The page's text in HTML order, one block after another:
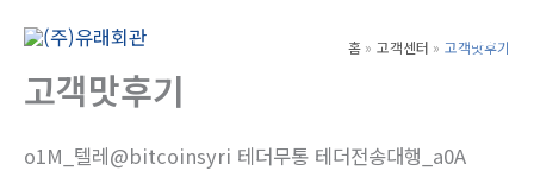
Main
홈 고객센터 고객맛후기
고객맛후기
o1M_텔레@bitcoinsyri 테더무통 테더전송대행_a0A